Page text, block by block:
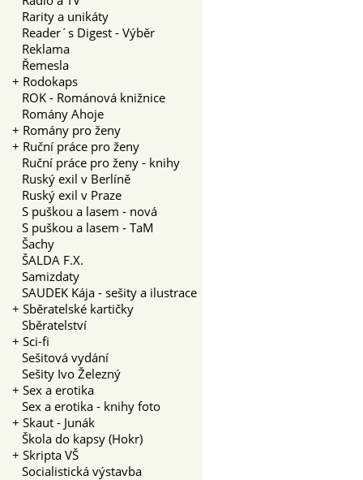
Rarity a unikáty
Reader´s Digest - Výběr
Reklama
Řemesla
+ Rodokaps
ROK - Románová knižnice
Romány Ahoje
+ Romány pro ženy
+ Ruční práce pro ženy
Ruční práce pro ženy - knihy
Ruský exil v Berlíně
Ruský exil v Praze
S puškou a lasem - nová
S puškou a lasem - TaM
Šachy
ŠALDA F.X.
Samizdaty
SAUDEK Kája - sešity a ilustrace
+ Sběratelské kartičky
Sběratelství
+ Sci-fi
Sešitová vydání
Sešity Ivo Železný
+ Sex a erotika
Sex a erotika - knihy foto
+ Skaut - Junák
Škola do kapsy (Hokr)
+ Skripta VŠ
Socialistická výstavba